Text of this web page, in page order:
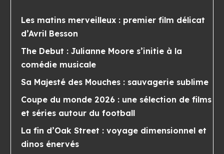
Les matins merveilleux : premier film délicat
d’Avril Besson
The Debut : Julianne Moore s’initie à la
comédie musicale
Sa Majesté des Mouches : sauvagerie sublime
Coupe du monde 2026 : une sélection de films
et séries autour du football
La fin d’Oak Street : voyage dimensionnel et
dinos énervés